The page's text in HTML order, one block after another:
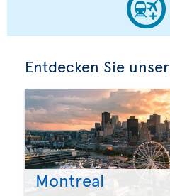
Entdecken Sie
Montreal